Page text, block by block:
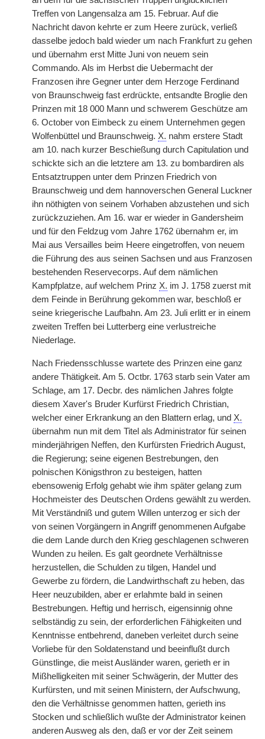
Treffen von Langensalza am 15. Februar. Auf die
Nachricht davon kehrte er zum Heere zurück, verließ
dasselbe jedoch bald wieder um nach Frankfurt zu gehen
und übernahm erst Mitte Juni von neuem sein
Commando. Als im Herbst die Uebermacht der
Franzosen ihre Gegner unter dem Herzoge Ferdinand
von Braunschweig fast erdrückte, entsandte Broglie den
Prinzen mit 18 000 Mann und schwerem Geschütze am
6. October von Eimbeck zu einem Unternehmen gegen
Wolfenbüttel und Braunschweig. X. nahm erstere Stadt
am 10. nach kurzer Beschießung durch Capitulation und
schickte sich an die letztere am 13. zu bombardiren als
Entsatztruppen unter dem Prinzen Friedrich von
Braunschweig und dem hannoverschen General Luckner
ihn nöthigten von seinem Vorhaben abzustehen und sich
zurückzuziehen. Am 16. war er wieder in Gandersheim
und für den Feldzug vom Jahre 1762 übernahm er, im
Mai aus Versailles beim Heere eingetroffen, von neuem
die Führung des aus seinen Sachsen und aus Franzosen
bestehenden Reservecorps. Auf dem nämlichen
Kampfplatze, auf welchem Prinz X. im J. 1758 zuerst mit
dem Feinde in Berührung gekommen war, beschloß er
seine kriegerische Laufbahn. Am 23. Juli erlitt er in einem
zweiten Treffen bei Lutterberg eine verlustreiche
Niederlage.
Nach Friedensschlusse wartete des Prinzen eine ganz
andere Thätigkeit. Am 5. Octbr. 1763 starb sein Vater am
Schlage, am 17. Decbr. des nämlichen Jahres folgte
diesem Xaver's Bruder Kurfürst Friedrich Christian,
welcher einer Erkrankung an den Blattern erlag, und X.
übernahm nun mit dem Titel als Administrator für seinen
minderjährigen Neffen, den Kurfürsten Friedrich August,
die Regierung; seine eigenen Bestrebungen, den
polnischen Königsthron zu besteigen, hatten
ebensowenig Erfolg gehabt wie ihm später gelang zum
Hochmeister des Deutschen Ordens gewählt zu werden.
Mit Verständniß und gutem Willen unterzog er sich der
von seinen Vorgängern in Angriff genommenen Aufgabe
die dem Lande durch den Krieg geschlagenen schweren
Wunden zu heilen. Es galt geordnete Verhältnisse
herzustellen, die Schulden zu tilgen, Handel und
Gewerbe zu fördern, die Landwirthschaft zu heben, das
Heer neuzubilden, aber er erlahmte bald in seinen
Bestrebungen. Heftig und herrisch, eigensinnig ohne
selbständig zu sein, der erforderlichen Fähigkeiten und
Kenntnisse entbehrend, daneben verleitet durch seine
Vorliebe für den Soldatenstand und beeinflußt durch
Günstlinge, die meist Ausländer waren, gerieth er in
Mißhelligkeiten mit seiner Schwägerin, der Mutter des
Kurfürsten, und mit seinen Ministern, der Aufschwung,
den die Verhältnisse genommen hatten, gerieth ins
Stocken und schließlich wußte der Administrator keinen
anderen Ausweg als den, daß er vor der Zeit seinem